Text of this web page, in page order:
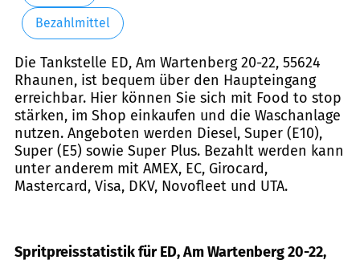
Bezahlmittel
Die Tankstelle ED, Am Wartenberg 20-22, 55624
Rhaunen, ist bequem über den Haupteingang
erreichbar. Hier können Sie sich mit Food to stop
stärken, im Shop einkaufen und die Waschanlage
nutzen. Angeboten werden Diesel, Super (E10),
Super (E5) sowie Super Plus. Bezahlt werden kann
unter anderem mit AMEX, EC, Girocard,
Mastercard, Visa, DKV, Novofleet und UTA.
Spritpreisstatistik für ED, Am Wartenberg 20-22,